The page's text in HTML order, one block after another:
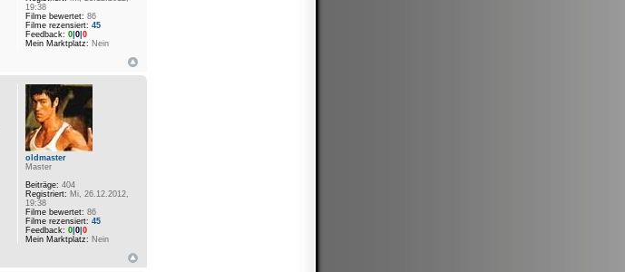
19:38
Filme bewertet: 86
Filme rezensiert: 45
Feedback: 0 0 0
Mein Marktplatz: Nein
oldmaster
Master
Beiträge: 404
Registriert: Mi, 26.12.2012,
19:38
Filme bewertet: 86
Filme rezensiert: 45
Feedback: 0 0 0
Mein Marktplatz: Nein